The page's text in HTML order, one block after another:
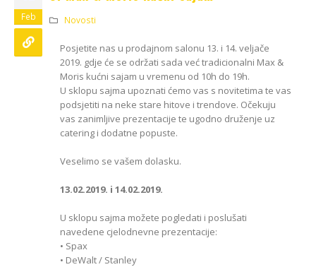
Feb Novosti
Posjetite nas u prodajnom salonu 13. i 14. veljače
2019. gdje će se održati sada već tradicionalni Max &
Moris kućni sajam u vremenu od 10h do 19h.
U sklopu sajma upoznati ćemo vas s novitetima te vas
podsjetiti na neke stare hitove i trendove. Očekuju
vas zanimljive prezentacije te ugodno druženje uz
catering i dodatne popuste.
Veselimo se vašem dolasku.
13.02.2019. i 14.02.2019.
U sklopu sajma možete pogledati i poslušati
navedene cjelodnevne prezentacije:
• Spax
• DeWalt / Stanley
EGGER Dekorativna
13/07/2026
Inspiracija bez granica:
Pogledajte kako Lamello
spaja i najzahtjevnije
kutove
Podloge za EGGER
podove
15/01/2025